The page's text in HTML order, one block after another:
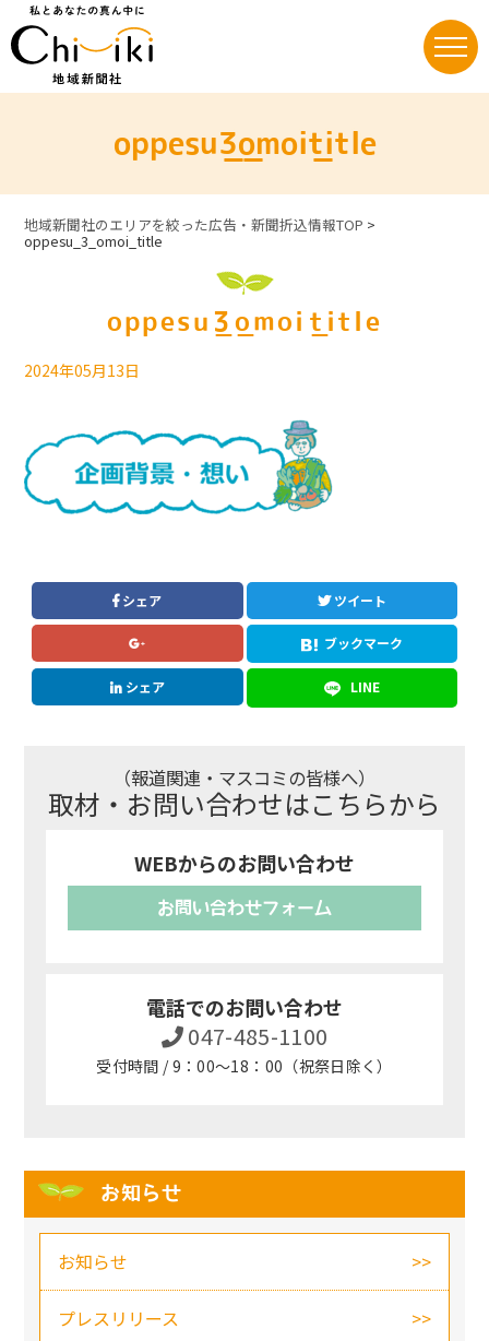
oppesu_3_omoi_title
地域新聞社のエリアを絞った広告・新聞折込情報TOP >
oppesu_3_omoi_title
oppesu_3_omoi_title
2024年05月13日
シェア ツイート
ブックマーク
シェア LINE
（報道関連・マスコミの皆様へ）
取材・お問い合わせはこちらから
WEBからのお問い合わせ
お問い合わせフォーム
電話でのお問い合わせ
047-485-1100
受付時間 / 9：00～18：00（祝祭日除く）
お知らせ
お知らせ
プレスリリース